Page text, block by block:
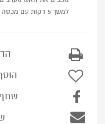
למשך 5 דקות עם מכסה ומגישים.
שתף